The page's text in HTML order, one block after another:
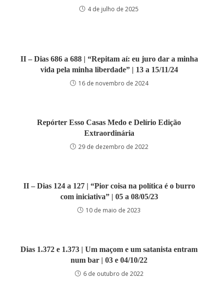
4 de julho de 2025
II – Dias 686 a 688 | “Repitam aí: eu juro dar a minha
vida pela minha liberdade” | 13 a 15/11/24
16 de novembro de 2024
Repórter Esso Casas Medo e Delírio Edição
Extraordinária
29 de dezembro de 2022
II – Dias 124 a 127 | “Pior coisa na política é o burro
com iniciativa” | 05 a 08/05/23
10 de maio de 2023
Dias 1.372 e 1.373 | Um maçom e um satanista entram
num bar | 03 e 04/10/22
6 de outubro de 2022